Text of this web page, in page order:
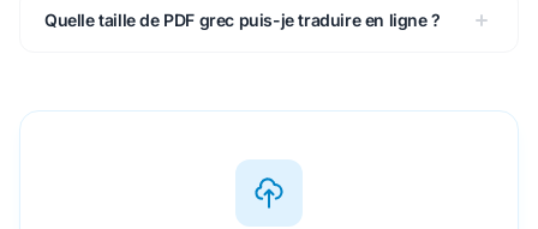
Quelle taille de PDF grec puis-je traduire en ligne ?